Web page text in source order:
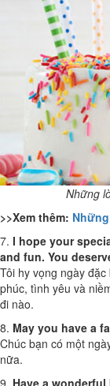
Những
>>Xem thêm:
7. I hope your
and fun. You
Tôi hy vọng ngày
phúc, tình yêu và
đi nào.
8. May you have a
Chúc bạn có một
nữa.
9. Have a